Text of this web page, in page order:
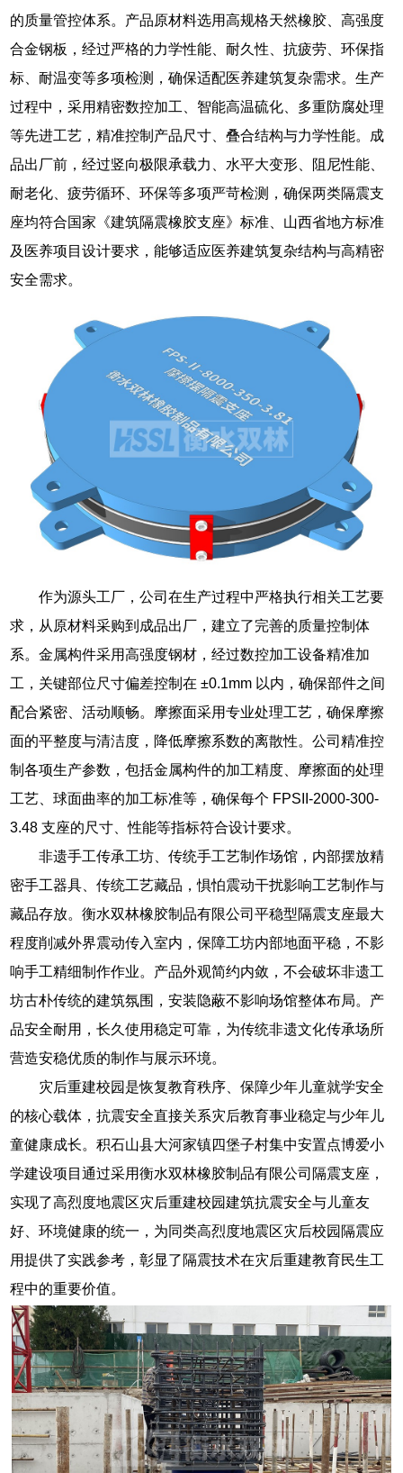
的质量管控体系。产品原材料选用高规格天然橡胶、高强度
合金钢板，经过严格的力学性能、耐久性、抗疲劳、环保指
标、耐温变等多项检测，确保适配医养建筑复杂需求。生产
过程中，采用精密数控加工、智能高温硫化、多重防腐处理
等先进工艺，精准控制产品尺寸、叠合结构与力学性能。成
品出厂前，经过竖向极限承载力、水平大变形、阻尼性能、
耐老化、疲劳循环、环保等多项严苛检测，确保两类隔震支
座均符合国家《建筑隔震橡胶支座》标准、山西省地方标准
及医养项目设计要求，能够适应医养建筑复杂结构与高精密
安全需求。
作为源头工厂，公司在生产过程中严格执行相关工艺要
求，从原材料采购到成品出厂，建立了完善的质量控制体
系。金属构件采用高强度钢材，经过数控加工设备精准加
工，关键部位尺寸偏差控制在 ±0.1mm 以内，确保部件之间
配合紧密、活动顺畅。摩擦面采用专业处理工艺，确保摩擦
面的平整度与清洁度，降低摩擦系数的离散性。公司精准控
制各项生产参数，包括金属构件的加工精度、摩擦面的处理
工艺、球面曲率的加工标准等，确保每个 FPSII-2000-300-
3.48 支座的尺寸、性能等指标符合设计要求。
非遗手工传承工坊、传统手工艺制作场馆，内部摆放精
密手工器具、传统工艺藏品，惧怕震动干扰影响工艺制作与
藏品存放。衡水双林橡胶制品有限公司平稳型隔震支座最大
程度削减外界震动传入室内，保障工坊内部地面平稳，不影
响手工精细制作作业。产品外观简约内敛，不会破坏非遗工
坊古朴传统的建筑氛围，安装隐蔽不影响场馆整体布局。产
品安全耐用，长久使用稳定可靠，为传统非遗文化传承场所
营造安稳优质的制作与展示环境。
灾后重建校园是恢复教育秩序、保障少年儿童就学安全
的核心载体，抗震安全直接关系灾后教育事业稳定与少年儿
童健康成长。积石山县大河家镇四堡子村集中安置点博爱小
学建设项目通过采用衡水双林橡胶制品有限公司隔震支座，
实现了高烈度地震区灾后重建校园建筑抗震安全与儿童友
好、环境健康的统一，为同类高烈度地震区灾后校园隔震应
用提供了实践参考，彰显了隔震技术在灾后重建教育民生工
程中的重要价值。